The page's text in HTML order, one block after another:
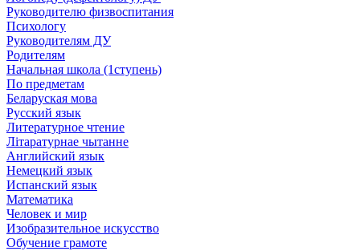
Руководителю физвоспитания
Психологу
Руководителям ДУ
Родителям
Начальная школа (1ступень)
По предметам
Беларуская мова
Русский язык
Литературное чтение
Літаратурнае чытанне
Английский язык
Немецкий язык
Испанский язык
Математика
Человек и мир
Изобразительное искусство
Обучение грамоте